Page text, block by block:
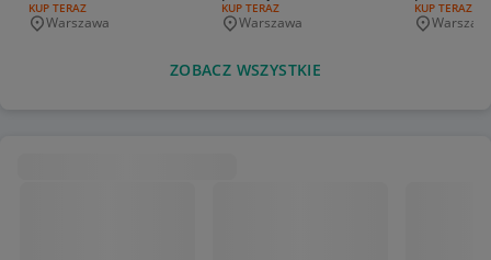
RODZAJ OFERTY:
KUP TERAZ
Miejscowość
Warszawa
nauczycieli,
zakończenie roku
RODZAJ OFERTY:
KUP TERAZ
Miejscowość
Warszawa
biżuterię,
RODZAJ
KUP TERAZ
ZOBACZ WSZYSTKIE